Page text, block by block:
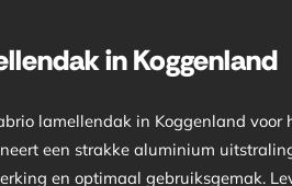
in Koggenland
lamellendak in Koggenland voor
een strakke aluminium
en optimaal gebruiksgemak.